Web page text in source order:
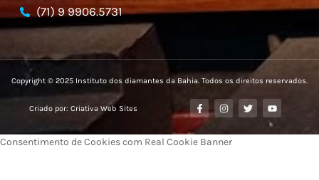
(71) 9 9906.5731
Copyright © 2025 Instituto dos diamantes da Bahia. Todos os direitos reservados.
Criado por: Criativa Web Sites
Consentimento de Cookies com Real Cookie Banner